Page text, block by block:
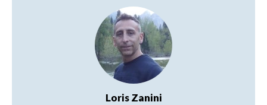
Loris Zanini